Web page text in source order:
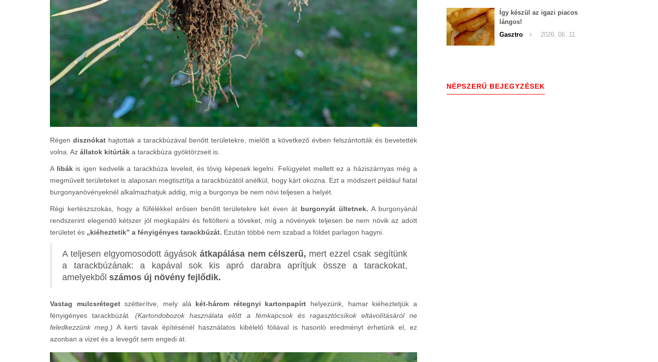
Régen disznókat hajtottak a tarackbúzával benőtt területekre, mielőtt a következő évben felszántották és bevetették
volna. Az állatok kitúrták a tarackbúza gyöktörzseit is.
A libákis igen kedvelik a tarackbúza leveleit, és tövig képesek legelni. Felügyelet mellett ez a háziszárnyas még a
megművelt területeket is alaposan megtisztítja a tarackbúzától anélkül, hogy kárt okozna. Ezt a módszert például fiatal
burgonyanövényeknél alkalmazhatjuk addig, míg a burgonya be nem növi teljesen a helyét.
Régi kertészszokás, hogy a fűfélékkel erősen benőtt területekre két éven át burgonyát ültetnek. A burgonyánál
rendszerint elegendő kétszer jól megkapálni és feltölteni a töveket, míg a növények teljesen be nem növik az adott
területet és „kiéheztetik” a fényigényes tarackbúzát. Ezután többé nem szabad a földet parlagon hagyni.
A teljesen elgyomosodott ágyások átkapálása nem célszerű, mert ezzel csak segítünk
a tarackbúzának: a kapával sok kis apró darabra aprítjuk össze a tarackokat,
amelyekből számos új növény fejlődik.
Vastag mulcsrétegetszétterítve, mely alá két-három rétegnyi kartonpapírt helyezünk, hamar kiéheztetjük a
fényigényes tarackbúzát . (Kartondobozok használata előtt a fémkapcsok és ragasztócsíkok eltávolításáról ne
feledkezzünk meg.)A kerti tavak építésénél használatos kibélelő fóliával is hasonló eredményt érhetünk el, ez
azonban a vizet és a levegőt sem engedi át.
Így készül az igazi piacos
lángos!
Gasztro
2026. 06. 11.
NÉPSZERŰ BEJEGYZÉSEK